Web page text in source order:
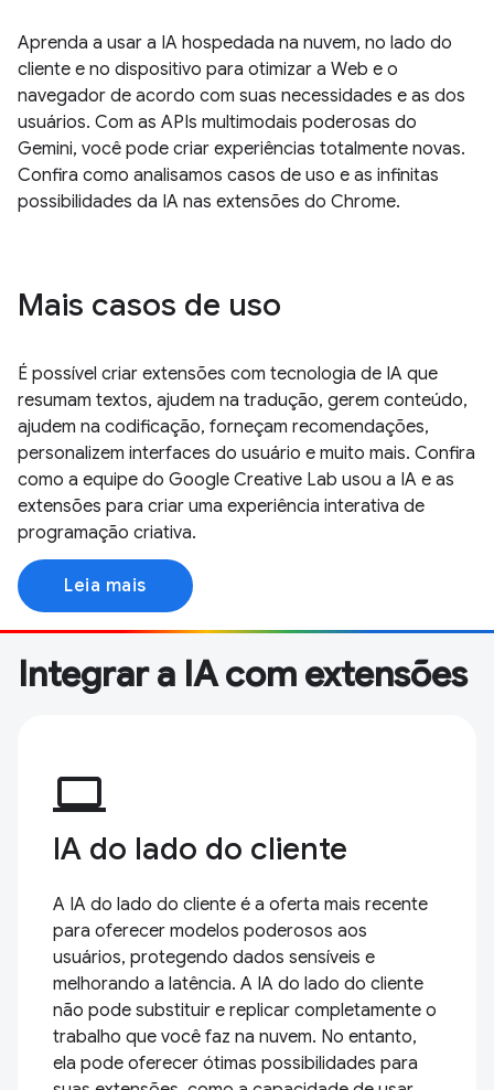
Aprenda a usar a IA hospedada na nuvem, no lado do
cliente e no dispositivo para otimizar a Web e o
navegador de acordo com suas necessidades e as dos
usuários. Com as APIs multimodais poderosas do
Gemini, você pode criar experiências totalmente novas.
Confira como analisamos casos de uso e as infinitas
possibilidades da IA nas extensões do Chrome.
Mais casos de uso
É possível criar extensões com tecnologia de IA que
resumam textos, ajudem na tradução, gerem conteúdo,
ajudem na codificação, forneçam recomendações,
personalizem interfaces do usuário e muito mais. Confira
como a equipe do Google Creative Lab usou a IA e as
extensões para criar uma experiência interativa de
programação criativa.
Leia mais
Integrar a IA com extensões
computer
IA do lado do cliente
A IA do lado do cliente é a oferta mais recente
para oferecer modelos poderosos aos
usuários, protegendo dados sensíveis e
melhorando a latência. A IA do lado do cliente
não pode substituir e replicar completamente o
trabalho que você faz na nuvem. No entanto,
ela pode oferecer ótimas possibilidades para